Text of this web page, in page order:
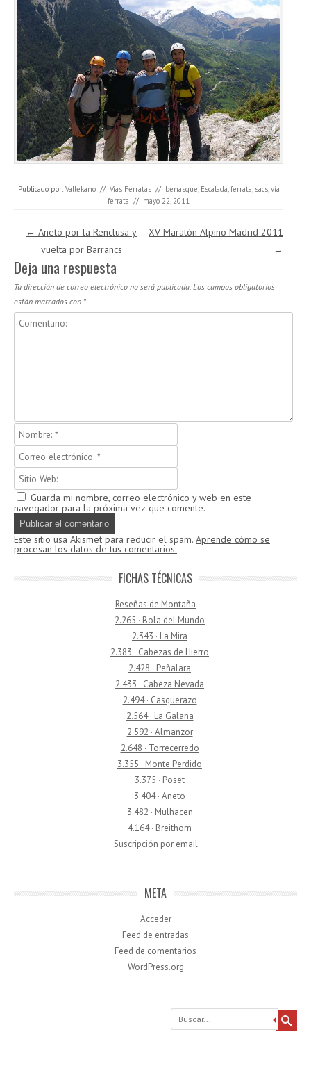
Publicado por: Vallekano // Vías Ferratas // benasque Escalada ferrata sacs, vía
ferrata // mayo 22, 2011
Navegación de entradas
← Aneto por la Renclusa y
vuelta por Barrancs
XV Maratón Alpino Madrid 2011
→
Deja una respuesta
Tu dirección de correo electrónico no será publicada. Los campos obligatorios
están marcados con *
Guarda mi nombre, correo electrónico y web en este
navegador para la próxima vez que comente.
Este sitio usa Akismet para reducir el spam. Aprende cómo se
procesan los datos de tus comentarios.
FICHAS TÉCNICAS
Reseñas de Montaña
2.265 · Bola del Mundo
2.343 · La Mira
2.383 · Cabezas de Hierro
2.428 · Peñalara
2.433 · Cabeza Nevada
2.494 · Casquerazo
2.564 · La Galana
2.592 · Almanzor
2.648 · Torrecerredo
3.355 · Monte Perdido
3.375 · Poset
3.404 · Aneto
3.482 · Mulhacen
4.164 · Breithorn
Suscripción por email
META
Acceder
Feed de entradas
Feed de comentarios
WordPress.org
Buscar